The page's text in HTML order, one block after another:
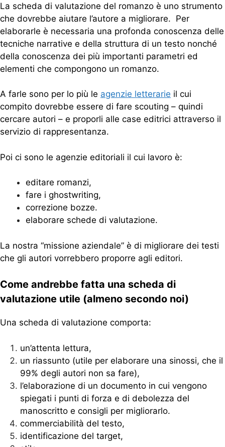
La scheda di valutazione del romanzo è uno strumento
che dovrebbe aiutare l’autore a migliorare. Per
elaborarle è necessaria una profonda conoscenza delle
tecniche narrative e della struttura di un testo nonché
della conoscenza dei più importanti parametri ed
elementi che compongono un romanzo.
A farle sono per lo più le agenzie letterarie il cui
compito dovrebbe essere di fare scouting – quindi
cercare autori – e proporli alle case editrici attraverso il
servizio di rappresentanza.
Poi ci sono le agenzie editoriali il cui lavoro è:
editare romanzi,
fare i ghostwriting,
correzione bozze.
elaborare schede di valutazione.
La nostra “missione aziendale” è di migliorare dei testi
che gli autori vorrebbero proporre agli editori.
Come andrebbe fatta una scheda di
valutazione utile (almeno secondo noi)
Una scheda di valutazione comporta:
un’attenta lettura,
un riassunto (utile per elaborare una sinossi, che il
99% degli autori non sa fare),
l’elaborazione di un documento in cui vengono
spiegati i punti di forza e di debolezza del
manoscritto e consigli per migliorarlo.
commerciabilità del testo,
identificazione del target,